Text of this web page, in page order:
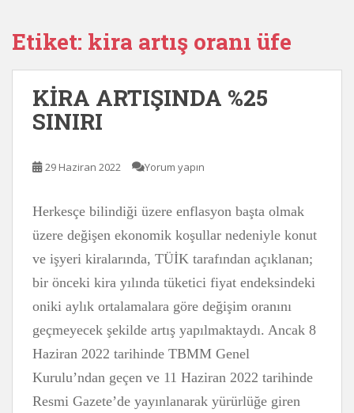
Etiket: kira artış oranı üfe
KİRA ARTIŞINDA %25
SINIRI
29 Haziran 2022 Yorum yapın
Herkesçe bilindiği üzere enflasyon başta olmak
üzere değişen ekonomik koşullar nedeniyle konut
ve işyeri kiralarında, TÜİK tarafından açıklanan;
bir önceki kira yılında tüketici fiyat endeksindeki
oniki aylık ortalamalara göre değişim oranını
geçmeyecek şekilde artış yapılmaktaydı. Ancak 8
Haziran 2022 tarihinde TBMM Genel
Kurulu’ndan geçen ve 11 Haziran 2022 tarihinde
Resmi Gazete’de yayınlanarak yürürlüğe giren